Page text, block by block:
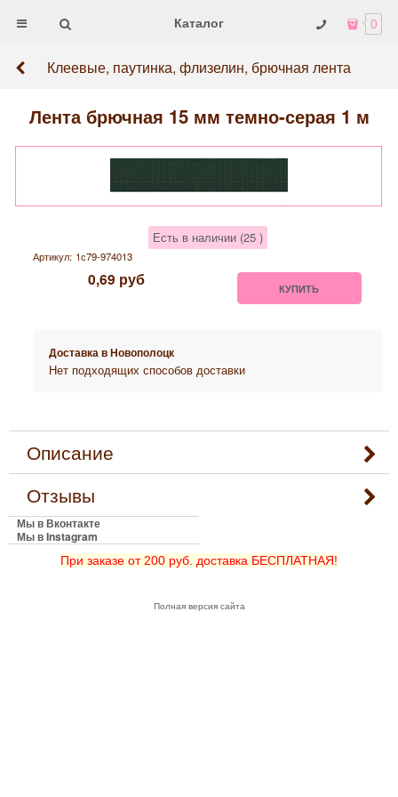
Каталог 0
Клеевые, паутинка, флизелин, брючная лента
Лента брючная 15 мм темно-серая 1 м
Есть в наличии (25 )
Артикул: 1с79-974013
0,69 руб КУПИТЬ
Доставка вНовополоцк
Нет подходящих способов доставки
Описание
Отзывы
Мы в Вконтакте
Мы в Instagram
При заказе от 200 руб. доставка БЕСПЛАТНАЯ!
Полная версия сайта